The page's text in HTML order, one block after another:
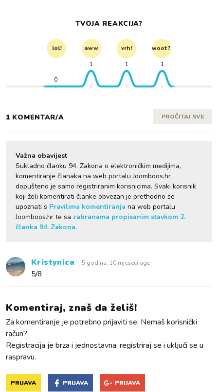
TVOJA REAKCIJA?
lol! aww vrh! woot?!
0
1 1 1
1 KOMENTAR/A PROČITAJ SVE
Važna obavijest
Sukladno članku 94. Zakona o elektroničkim medijima,
komentiranje članaka na web portalu Joomboos.hr
dopušteno je samo registriranim korisnicima. Svaki korisnik
koji želi komentirati članke obvezan je prethodno se
upoznati s Pravilima komentiranja na web portalu
Joomboos.hr te sa zabranama propisanim stavkom 2.
članka 94. Zakona.
Kristynica 5 godina, 10 mjeseci ago
5/8
Komentiraj, znaš da želiš!
Za komentiranje je potrebno prijaviti se. Nemaš korisnički
račun?
Registracija je brza i jednostavna, registriraj se i uključi se u
raspravu.
PRIJAVA PRIJAVA PRIJAVA